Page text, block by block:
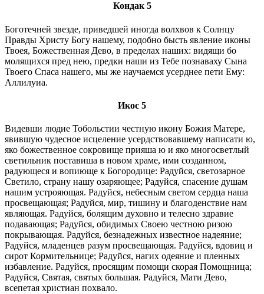
Кондак 5
Боготечней звезде, приведшей иногда волхвов к Солнцу
Правды Христу Богу нашему, подобно бысть явление иконы
Твоея, Божественная Дево, в пределах наших: видящи бо
молящихся пред нею, предки наши из Тебе познаваху Сына
Твоего Спаса нашего, мы же научаемся усерднее пети Ему:
Аллилуиа.
Икос 5
Видевши людие Тобольстии честную икону Божия Матере,
явившую чудесное исцеление усердствовавшему написати ю,
яко божественное сокровище прияша ю и яко многосветлый
светильник поставиша в новом храме, ими созданном,
радующеся и вопиюще к Богородице: Радуйся, светозарное
Светило, страну нашу озаряющее; Радуйся, спасение душам
нашим устрояющая. Радуйся, небесным светом сердца наша
просвещающая; Радуйся, мир, тишину и благоденствие нам
являющая. Радуйся, болящим духовно и телесно здравие
подавающая; Радуйся, обидимых Своею честною ризою
покрывающая. Радуйся, безнадежных известное надеяние;
Радуйся, младенцев разум просвещающая. Радуйся, вдовиц и
сирот Кормительнице; Радуйся, нагих одеяние и пленных
избавление. Радуйся, просящим помощи скорая Помощница;
Радуйся, Святая, святых большая. Радуйся, Мати Дево,
всепетая христиан похвало.